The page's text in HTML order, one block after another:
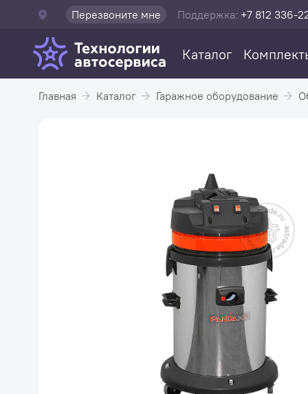
Перезвоните мне Поддержка: +7 812 336-
Каталог
Главная Каталог Гаражное оборудование